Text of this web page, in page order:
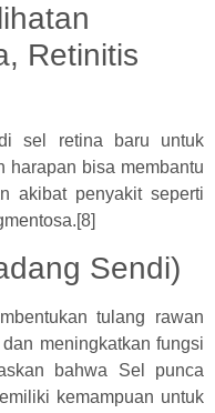
Retinitis
sel retina baru untuk
harapan bisa membantu
akibat penyakit seperti
Sendi)
tulang rawan
meningkatkan fungsi
bahwa Sel punca
kemampuan untuk